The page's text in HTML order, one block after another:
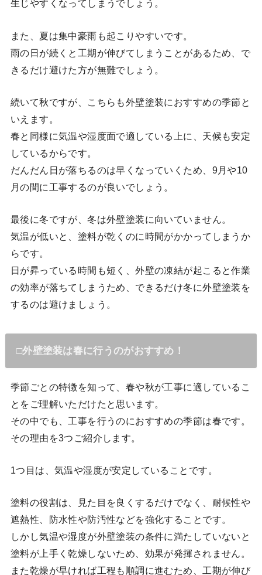
生じやすくなってしまうでしょう。
また、夏は集中豪雨も起こりやすいです。
雨の日が続くと工期が伸びてしまうことがあるため、で
きるだけ避けた方が無難でしょう。
続いて秋ですが、こちらも外壁塗装におすすめの季節と
いえます。
春と同様に気温や湿度面で適している上に、天候も安定
しているからです。
だんだん日が落ちるのは早くなっていくため、9月や10
月の間に工事するのが良いでしょう。
最後に冬ですが、冬は外壁塗装に向いていません。
気温が低いと、塗料が乾くのに時間がかかってしまうか
らです。
日が昇っている時間も短く、外壁の凍結が起こると作業
の効率が落ちてしまうため、できるだけ冬に外壁塗装を
するのは避けましょう。
□外壁塗装は春に行うのがおすすめ！
季節ごとの特徴を知って、春や秋が工事に適しているこ
とをご理解いただけたと思います。
その中でも、工事を行うのにおすすめの季節は春です。
その理由を3つご紹介します。
1つ目は、気温や湿度が安定していることです。
塗料の役割は、見た目を良くするだけでなく、耐候性や
遮熱性、防水性や防汚性などを強化することです。
しかし気温や湿度が外壁塗装の条件に満たしていないと
塗料が上手く乾燥しないため、効果が発揮されません。
また乾燥が早ければ工程も順調に進むため、工期が伸び